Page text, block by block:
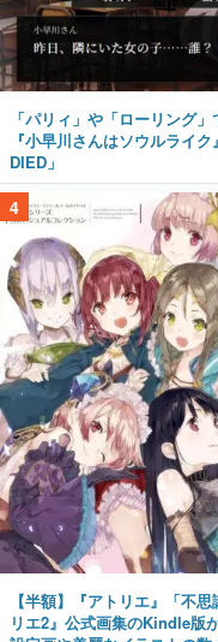
「パリィ」や「ローリング
『小早川さんはソウルライ
DIED」
4
【半額】『アトリエ』「不
リエ2』公式画集のKindle版